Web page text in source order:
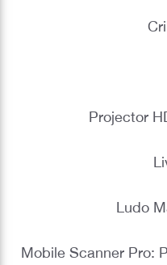
Projector
Ludo
Mobile Scanner Pro: